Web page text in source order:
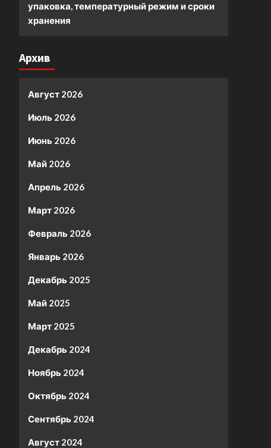
упаковка, температурный режим и сроки
хранения
Архив
Август 2026
Июль 2026
Июнь 2026
Май 2026
Апрель 2026
Март 2026
Февраль 2026
Январь 2026
Декабрь 2025
Май 2025
Март 2025
Декабрь 2024
Ноябрь 2024
Октябрь 2024
Сентябрь 2024
Август 2024